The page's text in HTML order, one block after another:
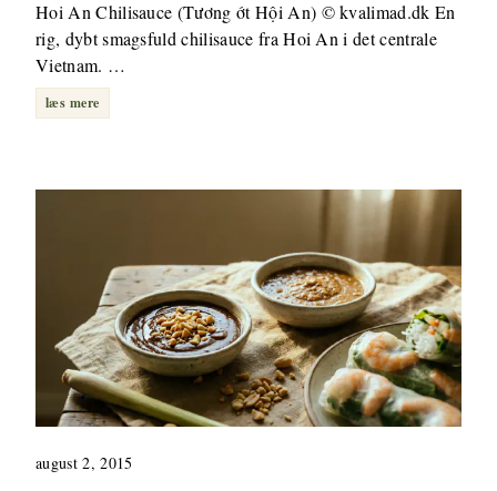
Hoi An Chilisauce (Tương ớt Hội An) © kvalimad.dk En
rig, dybt smagsfuld chilisauce fra Hoi An i det centrale
Vietnam. …
læs mere
august 2, 2015